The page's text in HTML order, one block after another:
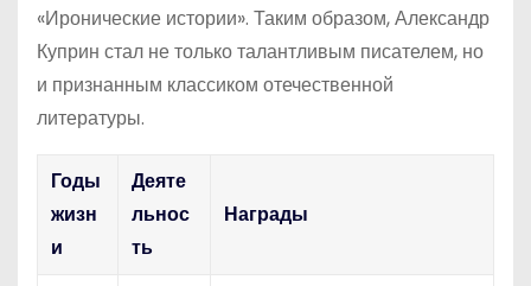
«Иронические истории». Таким образом, Александр
Куприн стал не только талантливым писателем, но
и признанным классиком отечественной
литературы.
Годы
жизн
и
Деяте
льнос
ть
Награды